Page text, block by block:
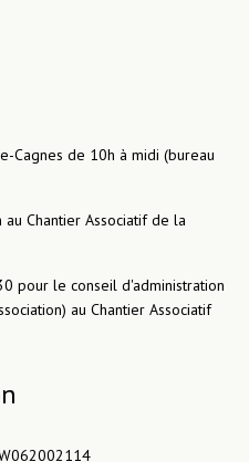
Cagnes de 10h à midi (bureau
Chantier Associatif de la
pour le conseil d'administration
au Chantier Associatif